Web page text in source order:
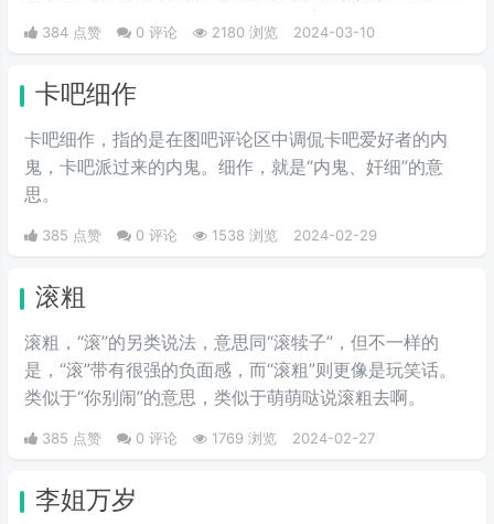
384 点赞 0 评论 2180 浏览 2024-03-10
卡吧细作
卡吧细作，指的是在图吧评论区中调侃卡吧爱好者的内
鬼，卡吧派过来的内鬼。细作，就是“内鬼、奸细”的意
思。
385 点赞 0 评论 1538 浏览 2024-02-29
滚粗
滚粗，“滚”的另类说法，意思同“滚犊子”，但不一样的
是，“滚”带有很强的负面感，而“滚粗”则更像是玩笑话。
类似于“你别闹”的意思，类似于萌萌哒说滚粗去啊。
385 点赞 0 评论 1769 浏览 2024-02-27
李姐万岁